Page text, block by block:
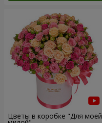
Цветы в коробке "Для моей